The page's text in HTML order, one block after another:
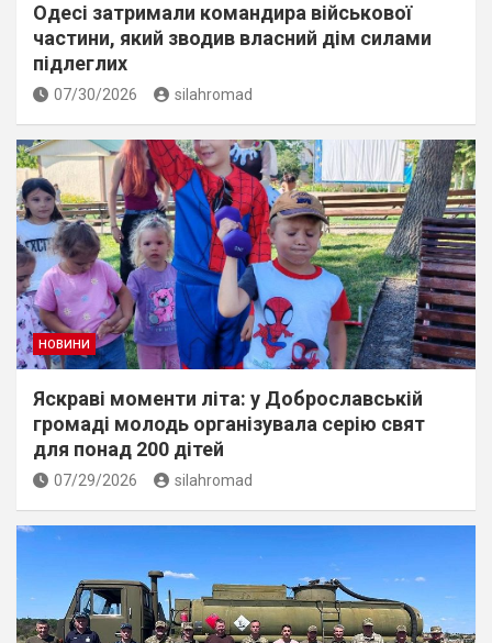
Одесі затримали командира військової
частини, який зводив власний дім силами
підлеглих
07/30/2026 silahromad
НОВИНИ
Яскраві моменти літа: у Доброславській
громаді молодь організувала серію свят
для понад 200 дітей
07/29/2026 silahromad